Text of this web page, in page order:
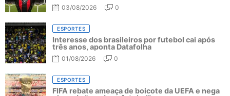
03/08/2026 0
ESPORTES
Interesse dos brasileiros por futebol cai após
três anos, aponta Datafolha
01/08/2026 0
ESPORTES
FIFA rebate ameaça de boicote da UEFA e nega